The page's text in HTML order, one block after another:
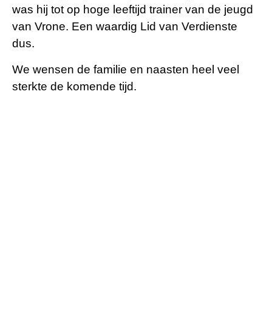
was hij tot op hoge leeftijd trainer van de jeugd
van Vrone. Een waardig Lid van Verdienste
dus.
We wensen de familie en naasten heel veel
sterkte de komende tijd.